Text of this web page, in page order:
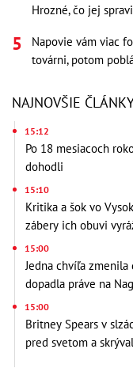
Hrozné, čo jej
Napovie vám viac
továrni, potom
NAJNOVŠIE
15:12
Po 18 mesiacoch
dohodli
15:10
Kritika a šok vo
zábery ich obuvi
15:00
Jedna chvíľa
dopadla práve na
15:00
Britney Spears v
pred svetom a